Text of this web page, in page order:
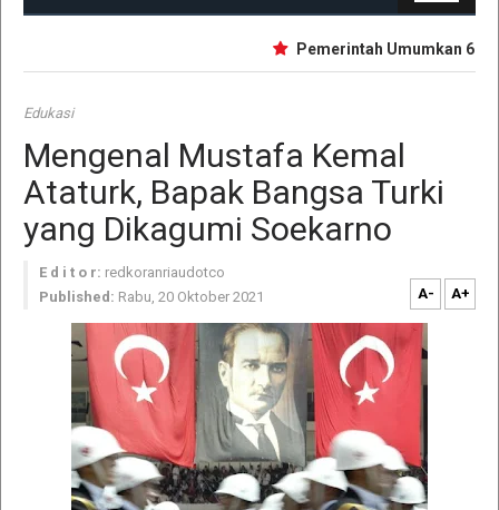
Pemerintah Umumkan 6
Edukasi
Mengenal Mustafa Kemal
Ataturk, Bapak Bangsa Turki
yang Dikagumi Soekarno
E d i t o r: redkoranriaudotco
Published: Rabu, 20 Oktober 2021 A- A+